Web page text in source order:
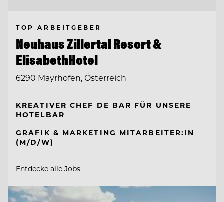
TOP ARBEITGEBER
Neuhaus Zillertal Resort &
ElisabethHotel
6290 Mayrhofen, Österreich
KREATIVER CHEF DE BAR FÜR UNSERE
HOTELBAR
GRAFIK & MARKETING MITARBEITER:IN
(M/D/W)
Entdecke alle Jobs